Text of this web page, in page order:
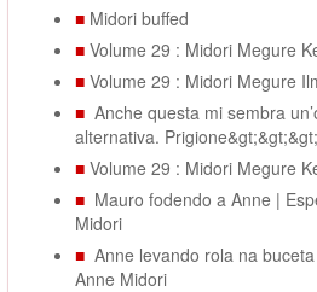
■ Midori buffed
■ Volume 29 : Midori Megure
■ Volume 29 : Midori Megure
■ Anche questa mi sembra
alternativa.
■ Volume 29 : Midori Megure
■ Mauro fodendo a Anne |
Midori
■ Anne levando rola na
Anne Midori